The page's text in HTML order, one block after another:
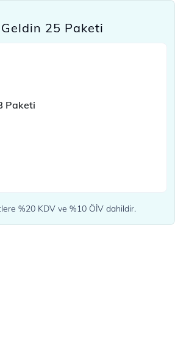
25 Paketi
Paketi
%20 KDV ve %10 ÖİV dahildir.